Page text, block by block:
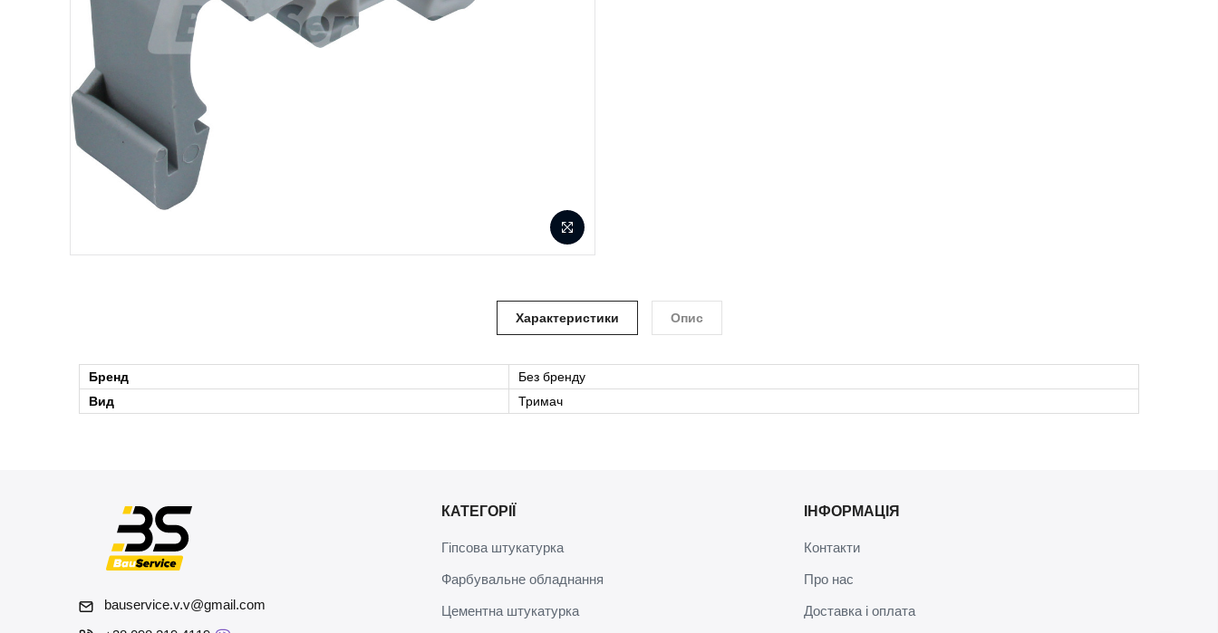
Характеристики Опис
Бренд
Без бренду
Вид
Тримач
bauservice.v.v@gmail.com
КАТЕГОРІЇ
Гіпсова штукатурка
Фарбувальне обладнання
Цементна штукатурка
ІНФОРМАЦІЯ
Контакти
Про нас
Доставка і оплата